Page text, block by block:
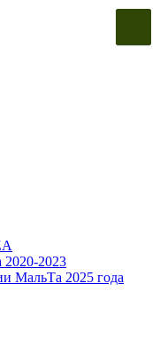
2023
МальТа 2025 года